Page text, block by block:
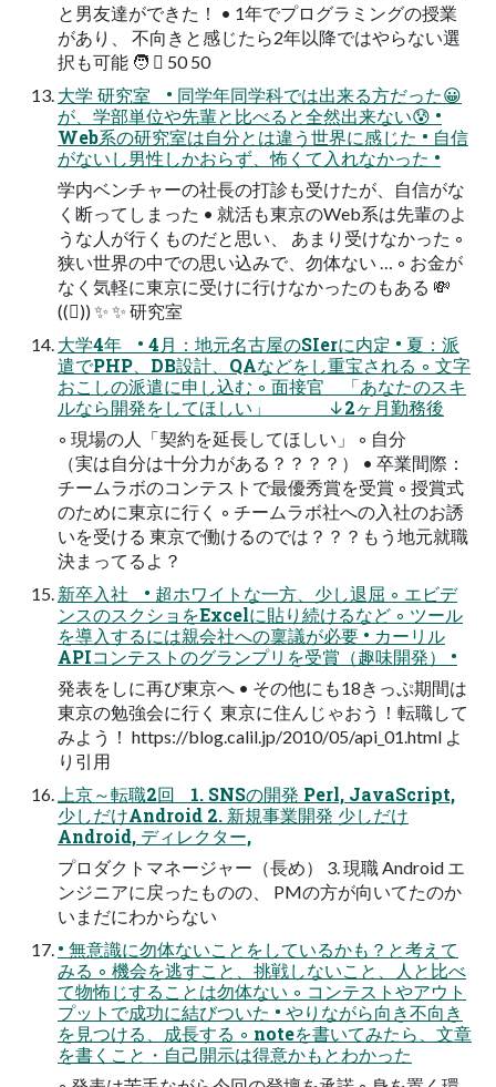
と男友達ができた！ • 1年でプログラミングの授業
があり、 不向きと感じたら2年以降ではやらない選
択も可能 🧑 󰬋 50 50
大学 研究室 • 同学年同学科では出来る方だった😀
が、学部単位や先輩と比べると全然出来ない😰 •
Web系の研究室は自分とは違う世界に感じた • 自信
がないし男性しかおらず、怖くて入れなかった •
学内ベンチャーの社長の打診も受けたが、自信がな
く断ってしまった • 就活も東京のWeb系は先輩のよ
うな人が行くものだと思い、 あまり受けなかった ◦
狭い世界の中での思い込みで、勿体ない … ◦ お金が
なく気軽に東京に受けに行けなかったのもある 💸
((󰬋)) ✨ ✨ 研究室
大学4年 • 4月：地元名古屋のSIerに内定 • 夏：派
遣でPHP、DB設計、QAなどをし重宝される ◦ 文字
おこしの派遣に申し込む ◦ 面接官 「あなたのスキ
ルなら開発をしてほしい」 ↓2ヶ月勤務後
◦ 現場の人「契約を延長してほしい」 ◦ 自分
（実は自分は十分力がある？？？？） • 卒業間際：
チームラボのコンテストで最優秀賞を受賞 ◦ 授賞式
のために東京に行く ◦ チームラボ社への入社のお誘
いを受ける 東京で働けるのでは？？？もう地元就職
決まってるよ？
新卒入社 • 超ホワイトな一方、少し退屈 ◦ エビデ
ンスのスクショをExcelに貼り続けるなど ◦ ツール
を導入するには親会社への稟議が必要 • カーリル
APIコンテストのグランプリを受賞（趣味開発） •
発表をしに再び東京へ • その他にも18きっぷ期間は
東京の勉強会に行く 東京に住んじゃおう！転職して
みよう！ https://blog.calil.jp/2010/05/api_01.html よ
り引用
上京～転職2回 1. SNSの開発 Perl, JavaScript,
少しだけAndroid 2. 新規事業開発 少しだけ
Android, ディレクター,
プロダクトマネージャー（長め） 3. 現職 Android エ
ンジニアに戻ったものの、 PMの方が向いてたのか
いまだにわからない
• 無意識に勿体ないことをしているかも？と考えて
みる ◦ 機会を逃すこと、挑戦しないこと、人と比べ
て物怖じすることは勿体ない ◦ コンテストやアウト
プットで成功に結びついた • やりながら向き不向き
を見つける、成長する ◦ noteを書いてみたら、文章
を書くこと・自己開示は得意かもとわかった